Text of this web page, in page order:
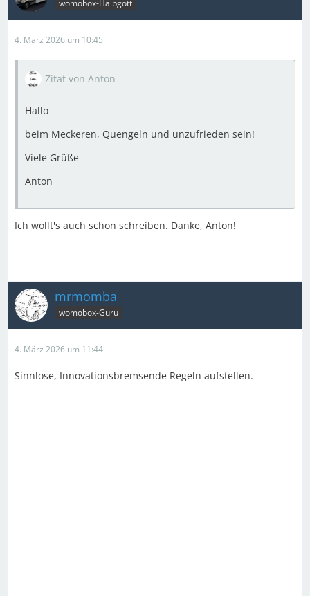
womobox-Halbgott
4. März 2026 um 10:45
Zitat von Anton
Hallo
beim Meckeren, Quengeln und unzufrieden sein!
Viele Grüße
Anton
Ich wollt's auch schon schreiben. Danke, Anton!
mrmomba
womobox-Guru
4. März 2026 um 11:44
Sinnlose, Innovationsbremsende Regeln aufstellen.